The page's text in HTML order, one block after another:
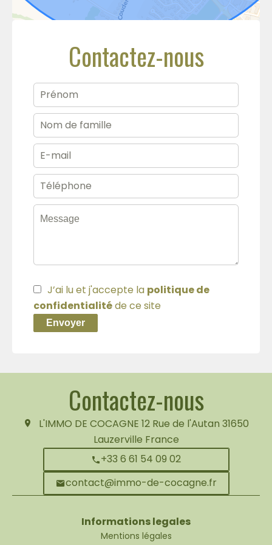
Contactez-nous
J’ai lu et j'accepte la politique de
confidentialitéde ce site
Envoyer
Contactez-nous
L'IMMO DE COCAGNE 12 Rue de l'Autan 31650
Lauzerville France
+33 6 61 54 09 02
contact@immo-de-cocagne.fr
Informations legales
Mentions légales